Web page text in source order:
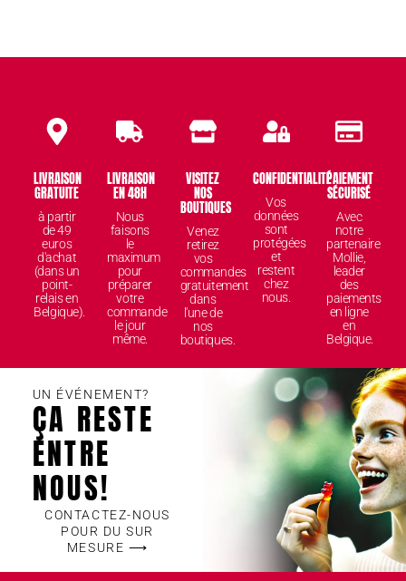
LIVRAISON
GRATUITE
à partir
de 49
euros
d'achat
(dans un
point-
relais en
Belgique).
LIVRAISON
EN 48H
Nous
faisons
le
maximum
pour
préparer
votre
commande
le jour
même.
VISITEZ
NOS
BOUTIQUES
Venez
retirez
vos
commandes
gratuitement
dans
l'une de
nos
boutiques.
CONFIDENTIALITÉ
Vos
données
sont
protégées
et
restent
chez
nous.
PAIEMENT
SÉCURISÉ
Avec
notre
partenaire
Mollie,
leader
des
paiements
en ligne
en
Belgique.
UN ÉVÉNEMENT?
ÇA RESTE
ENTRE
NOUS!
CONTACTEZ-NOUS
POUR DU SUR
MESURE ⟶